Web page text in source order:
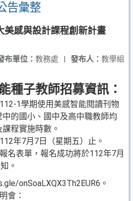
告彙整
美感與設計課程創新計畫
發布人： 教學組
布單位： 教務處 |
種子教師招募資訊：
1學期使用美感智能閱讀刊物
中的國小、國中及高中職教師均
程實施時數。
年7月7日（星期五）止。
名表單，報名成功將於112年7月
。
onSoaLXQX3Th2EUR6。
會：